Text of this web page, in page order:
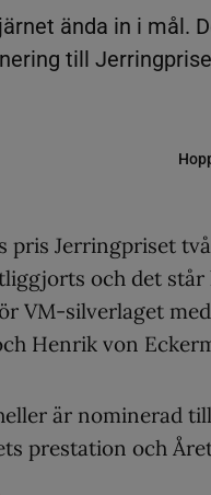
ända in i mål.
till
pris Jerringpriset
och det
VM-silverlaget
Henrik von
är nominerad
prestation och